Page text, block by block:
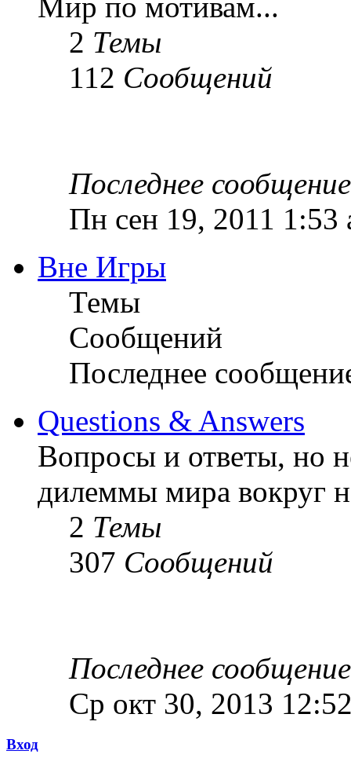
2 Темы
112 Сообщений
Последнее сообщение
Пн сен 19, 2011 1:53
Вне Игры
Темы
Сообщений
Последнее
Questions & Answers
Вопросы и ответы, но
дилеммы мира вокруг
2 Темы
307 Сообщений
Последнее сообщение
Ср окт 30, 2013
Вход